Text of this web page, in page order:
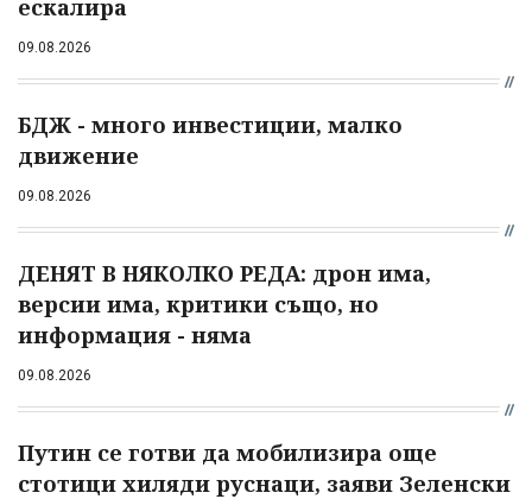
ескалира
09.08.2026
БДЖ - много инвестиции, малко
движение
09.08.2026
ДЕНЯТ В НЯКОЛКО РЕДА: дрон има,
версии има, критики също, но
информация - няма
09.08.2026
Путин се готви да мобилизира още
стотици хиляди руснаци, заяви Зеленски